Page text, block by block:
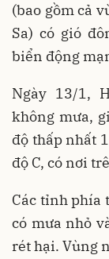
(bao gồm cả
Sa) có gió
biển động
Ngày 13/1,
không mưa,
độ thấp nhất
độ C, có nơi
Các tỉnh phía
có mưa nhỏ
rét hại. Vùng